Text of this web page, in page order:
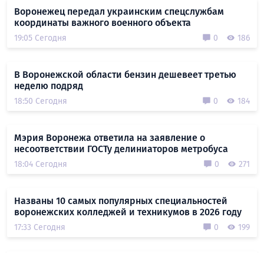
Воронежец передал украинским спецслужбам
координаты важного военного объекта
19:05 Сегодня 0 186
В Воронежской области бензин дешевеет третью
неделю подряд
18:50 Сегодня 0 184
Мэрия Воронежа ответила на заявление о
несоответствии ГОСТу делиниаторов метробуса
18:04 Сегодня 0 271
Названы 10 самых популярных специальностей
воронежских колледжей и техникумов в 2026 году
17:33 Сегодня 0 199